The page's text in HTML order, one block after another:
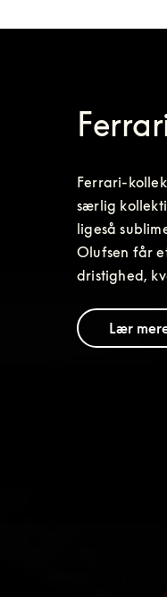
Ferrari-
særlig
ligeså
Olufsen får
dristighed,
Lær